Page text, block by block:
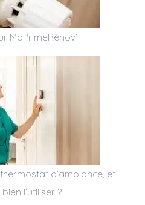
MaPrimeRénov’
thermostat d’ambiance, et
l’utiliser ?